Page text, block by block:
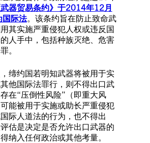
武器贸易条约》于2014年12月
国际法。该条约旨在防止致命武
其实施严重侵犯人权或违反国
人手中，包括种族灭绝、危害
。
缔约国若明知武器将被用于实
他国际法罪行，则不得出口武
在“压倒性风险”（即重大风
能被用于实施或助长严重侵犯
际人道法的行为，也不得出
估是决定是否允许出口武器的
纳入任何政治或其他考量。